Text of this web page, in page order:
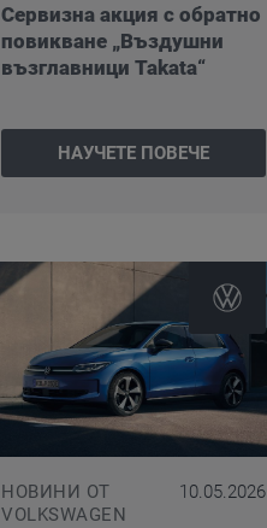
Сервизна акция с обратно
повикване „Въздушни
възглавници Takata“
НАУЧЕТЕ ПОВЕЧЕ
НОВИНИ ОТ
VOLKSWAGEN
10.05.2026